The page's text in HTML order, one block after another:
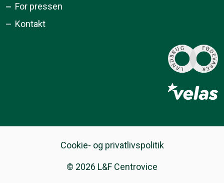
For pressen
Kontakt
© 2026 L&F Centrovice
Cookie- og privatlivspolitik